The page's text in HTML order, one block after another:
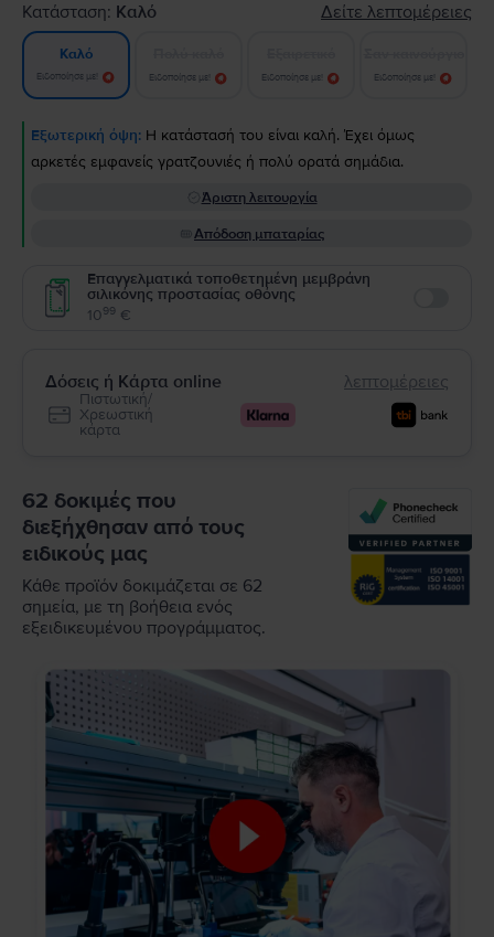
Κατάσταση: Καλό Δείτε λεπτομέρειες
Καλό
Ειδοποίησε με! Ειδοποίησε με! Ειδοποίησε με! Ειδοποίησε με!
Εξωτερική όψη: Η κατάστασή του είναι καλή. Έχει όμως
αρκετές εμφανείς γρατζουνιές ή πολύ ορατά σημάδια.
Άριστη λειτουργία
Απόδοση μπαταρίας
Επαγγελματικά τοποθετημένη μεμβράνη
σιλικόνης προστασίας οθόνης
1099 €
Δόσεις ή Κάρτα online λεπτομέρειες
Πιστωτική/
Χρεωστική
κάρτα
62 δοκιμές που
διεξήχθησαν από τους
ειδικούς μας
Κάθε προϊόν δοκιμάζεται σε 62
σημεία, με τη βοήθεια ενός
εξειδικευμένου προγράμματος.